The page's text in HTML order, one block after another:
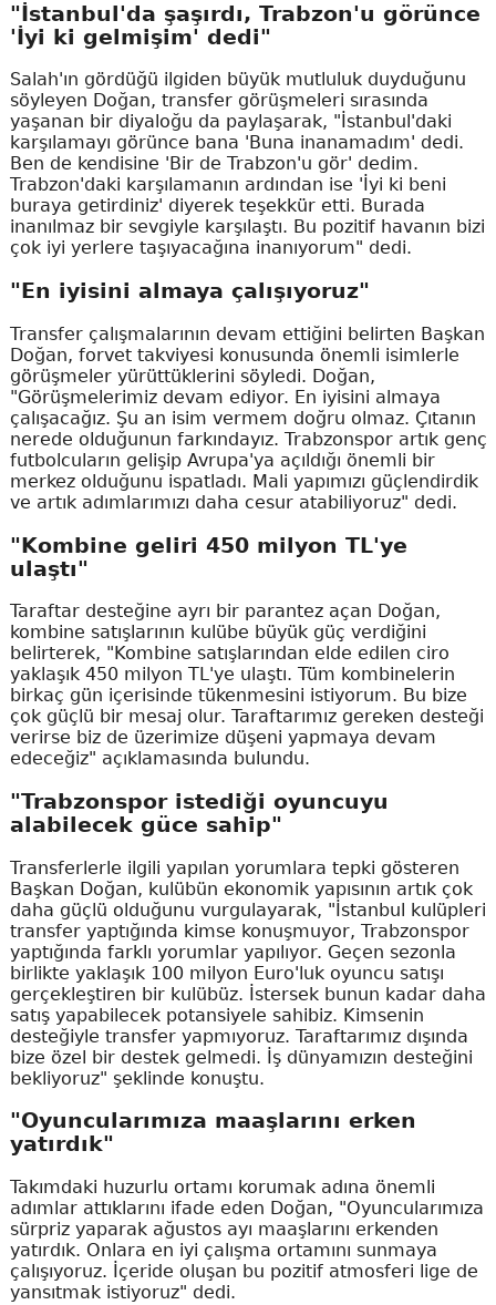
"İstanbul'da şaşırdı, Trabzon'u görünce
'İyi ki gelmişim' dedi"
Salah'ın gördüğü ilgiden büyük mutluluk duyduğunu
söyleyen Doğan, transfer görüşmeleri sırasında
yaşanan bir diyaloğu da paylaşarak, "İstanbul'daki
karşılamayı görünce bana 'Buna inanamadım' dedi.
Ben de kendisine 'Bir de Trabzon'u gör' dedim.
Trabzon'daki karşılamanın ardından ise 'İyi ki beni
buraya getirdiniz' diyerek teşekkür etti. Burada
inanılmaz bir sevgiyle karşılaştı. Bu pozitif havanın bizi
çok iyi yerlere taşıyacağına inanıyorum" dedi.
"En iyisini almaya çalışıyoruz"
Transfer çalışmalarının devam ettiğini belirten Başkan
Doğan, forvet takviyesi konusunda önemli isimlerle
görüşmeler yürüttüklerini söyledi. Doğan,
"Görüşmelerimiz devam ediyor. En iyisini almaya
çalışacağız. Şu an isim vermem doğru olmaz. Çıtanın
nerede olduğunun farkındayız. Trabzonspor artık genç
futbolcuların gelişip Avrupa'ya açıldığı önemli bir
merkez olduğunu ispatladı. Mali yapımızı güçlendirdik
ve artık adımlarımızı daha cesur atabiliyoruz" dedi.
"Kombine geliri 450 milyon TL'ye
ulaştı"
Taraftar desteğine ayrı bir parantez açan Doğan,
kombine satışlarının kulübe büyük güç verdiğini
belirterek, "Kombine satışlarından elde edilen ciro
yaklaşık 450 milyon TL'ye ulaştı. Tüm kombinelerin
birkaç gün içerisinde tükenmesini istiyorum. Bu bize
çok güçlü bir mesaj olur. Taraftarımız gereken desteği
verirse biz de üzerimize düşeni yapmaya devam
edeceğiz" açıklamasında bulundu.
"Trabzonspor istediği oyuncuyu
alabilecek güce sahip"
Transferlerle ilgili yapılan yorumlara tepki gösteren
Başkan Doğan, kulübün ekonomik yapısının artık çok
daha güçlü olduğunu vurgulayarak, "İstanbul kulüpleri
transfer yaptığında kimse konuşmuyor, Trabzonspor
yaptığında farklı yorumlar yapılıyor. Geçen sezonla
birlikte yaklaşık 100 milyon Euro'luk oyuncu satışı
gerçekleştiren bir kulübüz. İstersek bunun kadar daha
satış yapabilecek potansiyele sahibiz. Kimsenin
desteğiyle transfer yapmıyoruz. Taraftarımız dışında
bize özel bir destek gelmedi. İş dünyamızın desteğini
bekliyoruz" şeklinde konuştu.
"Oyuncularımıza maaşlarını erken
yatırdık"
Takımdaki huzurlu ortamı korumak adına önemli
adımlar attıklarını ifade eden Doğan, "Oyuncularımıza
sürpriz yaparak ağustos ayı maaşlarını erkenden
yatırdık. Onlara en iyi çalışma ortamını sunmaya
çalışıyoruz. İçeride oluşan bu pozitif atmosferi lige de
yansıtmak istiyoruz" dedi.